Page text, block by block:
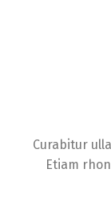
Curabitur
Etiam